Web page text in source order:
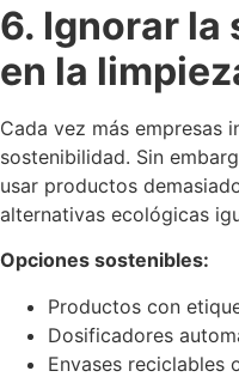
6. Ignorar
en la
Cada vez más empresas
sostenibilidad. Sin
usar productos
alternativas ecológicas
Opciones sostenibles:
Productos con
Dosificadores
Envases reciclables